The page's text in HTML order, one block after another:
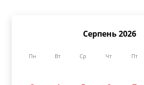
Серпень 2026
Пн Вт Ср Чт Пт